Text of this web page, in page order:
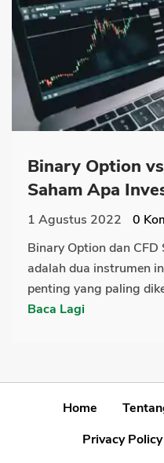
Binary Option
Saham Apa
1 Agustus 2022 0
Binary Option dan CFD
adalah dua instrumen
penting yang paling
Baca Lagi
Home
Privacy Policy